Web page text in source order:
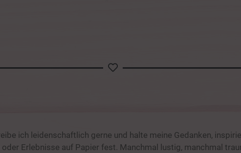
ich leidenschaftlich gerne und halte meine Gedanken,
Erlebnisse auf Papier fest. Manchmal lustig, manchmal